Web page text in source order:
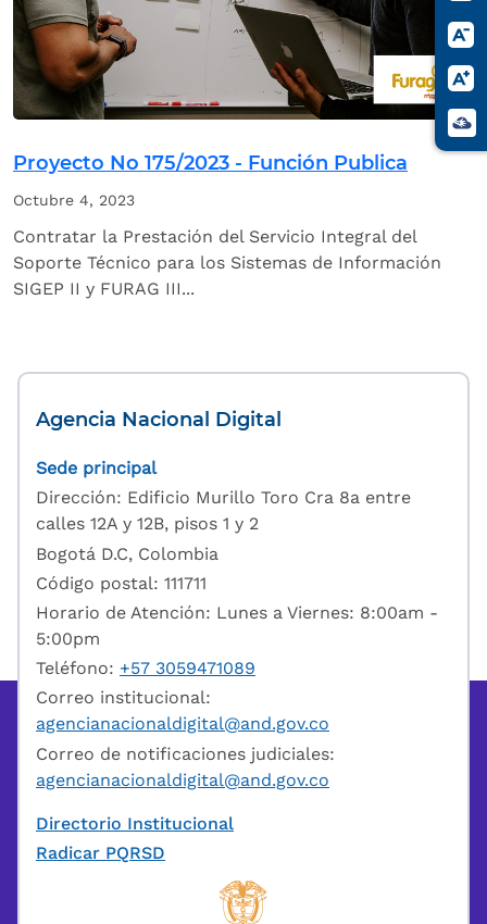
Proyecto No 175/2023 - Función Publica
Octubre 4, 2023
Contratar la Prestación del Servicio Integral del
Soporte Técnico para los Sistemas de Información
SIGEP II y FURAG III...
Agencia Nacional Digital
Sede principal
Dirección: Edificio Murillo Toro Cra 8a entre
calles 12A y 12B, pisos 1 y 2
Bogotá D.C, Colombia
Código postal: 111711
Horario de Atención: Lunes a Viernes: 8:00am -
5:00pm
Teléfono: +57 3059471089
Correo institucional:
agencianacionaldigital@and.gov.co
Correo de notificaciones judiciales:
agencianacionaldigital@and.gov.co
Directorio Institucional
Radicar PQRSD